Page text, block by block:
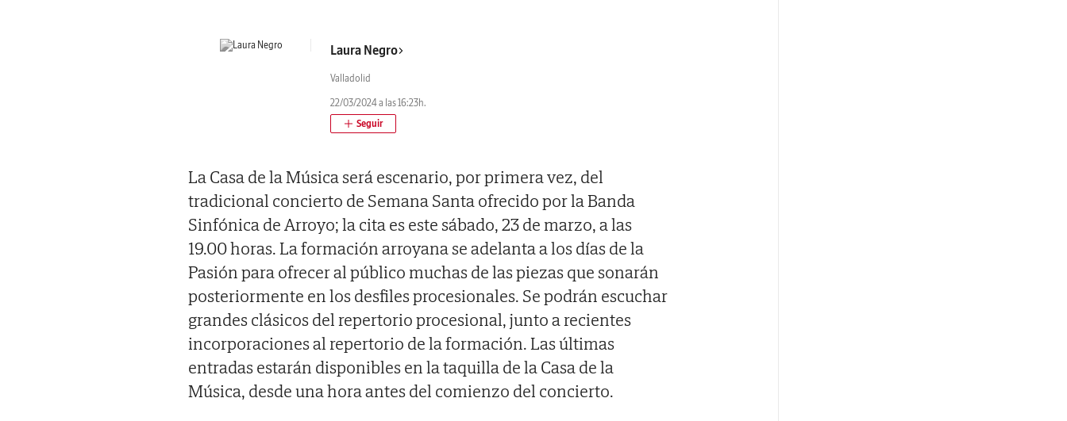
Laura Negro
Valladolid
22/03/2024 a las 16:23h.
La Casa de la Música será escenario, por primera vez, del
tradicional concierto de Semana Santa ofrecido por la Banda
Sinfónica de Arroyo; la cita es este sábado, 23 de marzo, a las
19.00 horas. La formación arroyana se adelanta a los días de la
Pasión para ofrecer al público muchas de las piezas que sonarán
posteriormente en los desfiles procesionales. Se podrán escuchar
grandes clásicos del repertorio procesional, junto a recientes
incorporaciones al repertorio de la formación. Las últimas
entradas estarán disponibles en la taquilla de la Casa de la
Música, desde una hora antes del comienzo del concierto.